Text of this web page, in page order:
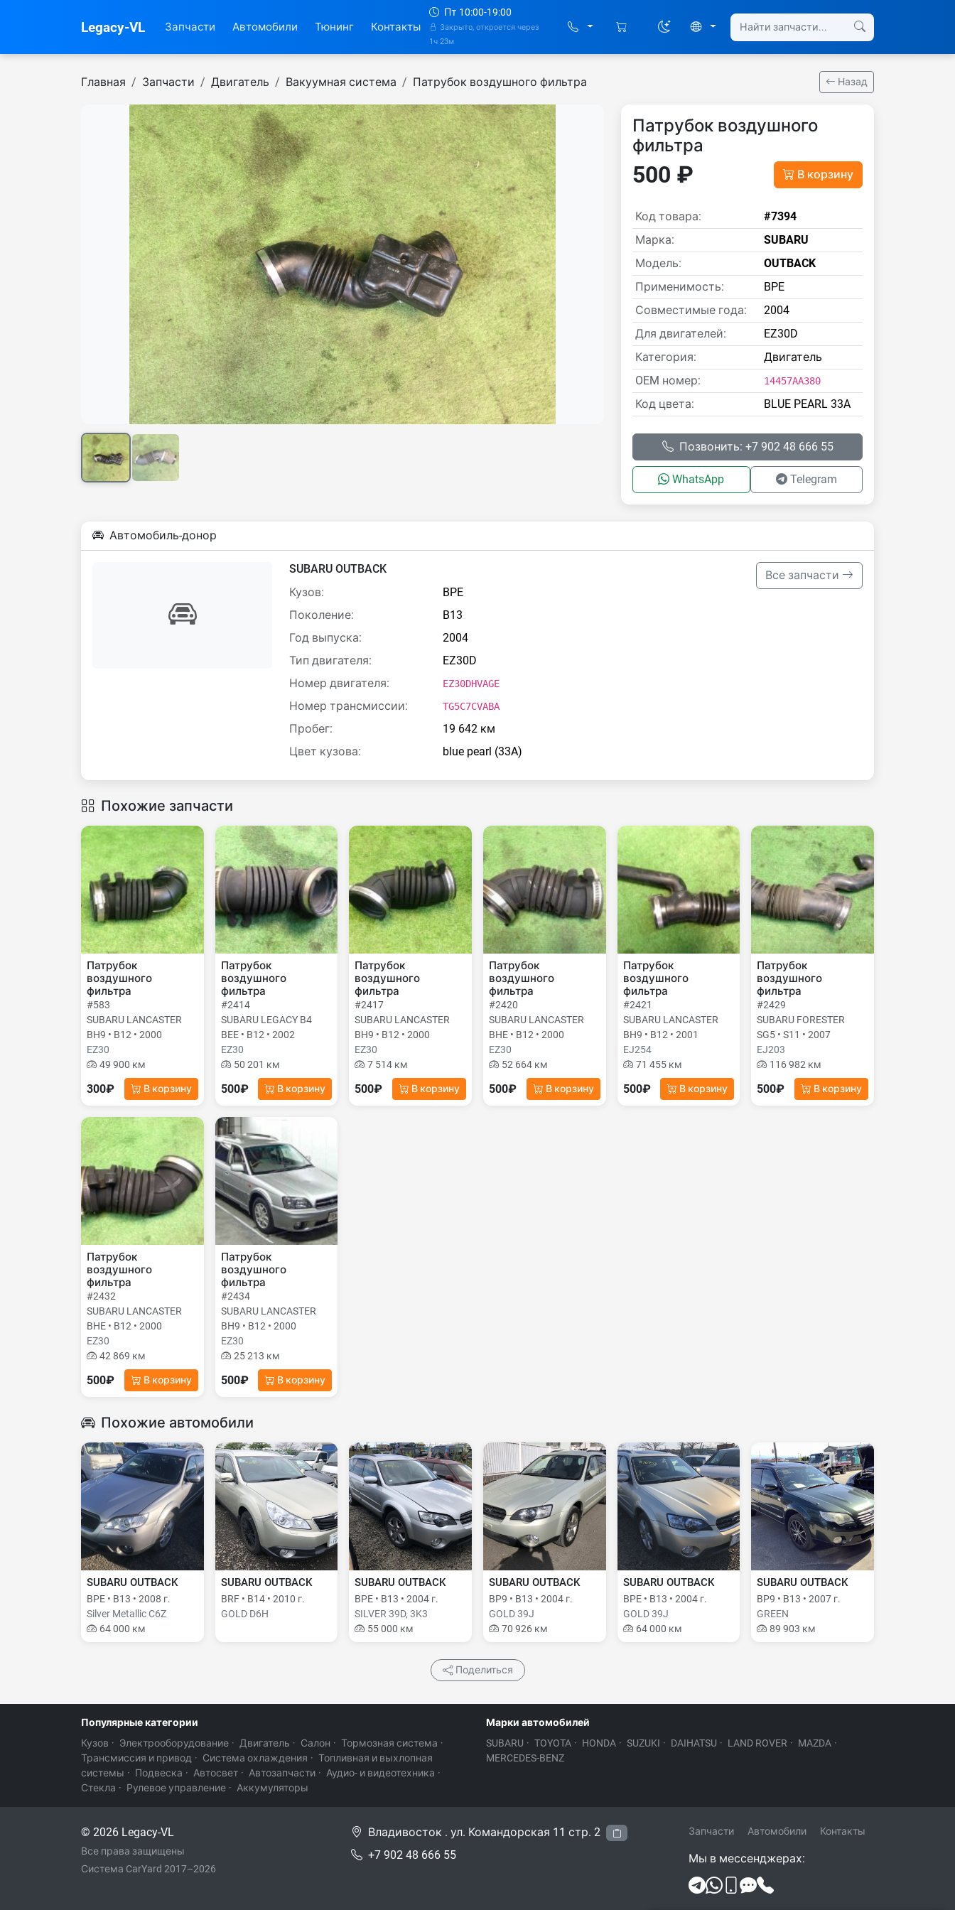
Legacy-VL Запчасти Автомобили Тюнинг Контакты
Пт 10:00-19:00
Закрыто, откроется через
1ч 23м
Главная Запчасти Двигатель Вакуумная система Патрубок воздушного фильтра Назад
Патрубок воздушного
фильтра
500 ₽ В корзину
Код товара:
#7394
Марка:
SUBARU
Модель:
OUTBACK
Применимость:
BPE
Совместимые года:
2004
Для двигателей:
EZ30D
Категория:
Двигатель
OEM номер:
14457AA380
Код цвета: BLUE PEARL 33A
Позвонить: +7 902 48 666 55
WhatsApp Telegram
Автомобиль-донор
SUBARU OUTBACK
Кузов:
BPE
Поколение:
B13
Год выпуска:
2004
Тип двигателя:
EZ30D
Номер двигателя:
EZ30DHVAGE
Номер трансмиссии: TG5C7CVABA
Пробег:
19 642 км
Цвет кузова:
blue pearl (33A)
Все запчасти
Похожие запчасти
Патрубок
воздушного
фильтра
#583
SUBARU LANCASTER
BH9 • B12 • 2000
EZ30
49 900 км
300₽ В корзину
Патрубок
воздушного
фильтра
#2414
SUBARU LEGACY B4
BEE • B12 • 2002
EZ30
50 201 км
500₽ В корзину
Патрубок
воздушного
фильтра
#2417
SUBARU LANCASTER
BH9 • B12 • 2000
EZ30
7 514 км
500₽ В корзину
Патрубок
воздушного
фильтра
#2420
SUBARU LANCASTER
BHE • B12 • 2000
EZ30
52 664 км
500₽ В корзину
Патрубок
воздушного
фильтра
#2421
SUBARU LANCASTER
BH9 • B12 • 2001
EJ254
71 455 км
500₽ В корзину
Патрубок
воздушного
фильтра
#2429
SUBARU FORESTER
SG5 • S11 • 2007
EJ203
116 982 км
500₽ В корзину
Патрубок
воздушного
фильтра
#2432
SUBARU LANCASTER
BHE • B12 • 2000
EZ30
42 869 км
500₽ В корзину
Патрубок
воздушного
фильтра
#2434
SUBARU LANCASTER
BH9 • B12 • 2000
EZ30
25 213 км
500₽ В корзину
Похожие автомобили
SUBARU OUTBACK
BPE • B13 • 2008 г.
Silver Metallic C6Z
64 000 км
SUBARU OUTBACK
BRF • B14 • 2010 г.
GOLD D6H
SUBARU OUTBACK
BPE • B13 • 2004 г.
SILVER 39D, 3K3
55 000 км
SUBARU OUTBACK
BP9 • B13 • 2004 г.
GOLD 39J
70 926 км
SUBARU OUTBACK
BPE • B13 • 2004 г.
GOLD 39J
64 000 км
SUBARU OUTBACK
BP9 • B13 • 2007 г.
GREEN
89 903 км
Поделиться
Популярные категории
Кузов · Электрооборудование · Двигатель · Салон · Тормозная система ·
Трансмиссия и привод · Система охлаждения · Топливная и выхлопная
системы · Подвеска · Автосвет · Автозапчасти · Аудио- и видеотехника ·
Стекла · Рулевое управление · Аккумуляторы
Марки автомобилей
SUBARU · TOYOTA · HONDA · SUZUKI · DAIHATSU · LAND ROVER · MAZDA ·
MERCEDES-BENZ
© 2026 Legacy-VL
Все права защищены
Система CarYard 2017–2026
Владивосток . ул. Командорская 11 стр. 2
+7 902 48 666 55
Запчасти Автомобили Контакты
Мы в мессенджерах: